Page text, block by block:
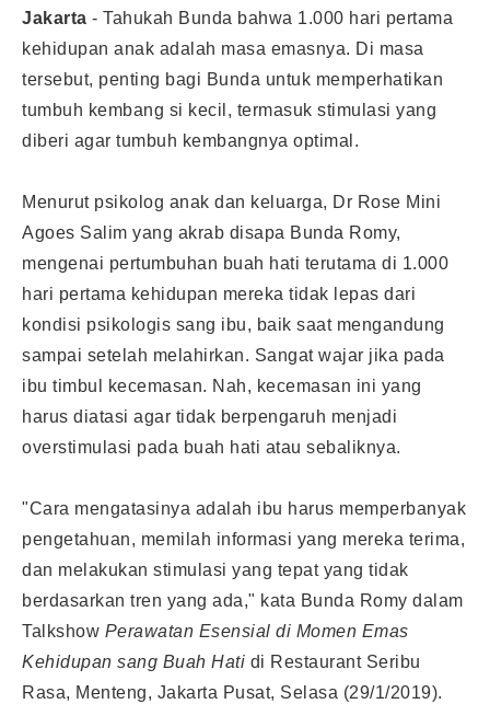
Jakarta - Tahukah Bunda bahwa 1.000 hari pertama
kehidupan anak adalah masa emasnya. Di masa
tersebut, penting bagi Bunda untuk memperhatikan
tumbuh kembang si kecil, termasuk stimulasi yang
diberi agar tumbuh kembangnya optimal.
Menurut psikolog anak dan keluarga, Dr Rose Mini
Agoes Salim yang akrab disapa Bunda Romy,
mengenai pertumbuhan buah hati terutama di 1.000
hari pertama kehidupan mereka tidak lepas dari
kondisi psikologis sang ibu, baik saat mengandung
sampai setelah melahirkan. Sangat wajar jika pada
ibu timbul kecemasan. Nah, kecemasan ini yang
harus diatasi agar tidak berpengaruh menjadi
overstimulasi pada buah hati atau sebaliknya.
"Cara mengatasinya adalah ibu harus memperbanyak
pengetahuan, memilah informasi yang mereka terima,
dan melakukan stimulasi yang tepat yang tidak
berdasarkan tren yang ada," kata Bunda Romy dalam
Talkshow Perawatan Esensial di Momen Emas
Kehidupan sang Buah Hati di Restaurant Seribu
Rasa, Menteng, Jakarta Pusat, Selasa (29/1/2019).